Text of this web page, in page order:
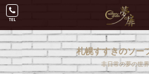
札幌すすきのソー
非日常の夢の世